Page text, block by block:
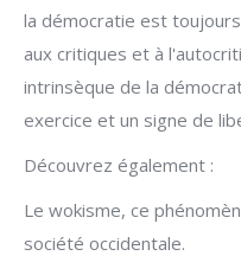
la démocratie est
aux critiques et à
intrinsèque de la
exercice et un signe de
Découvrez également :
Le wokisme, ce
société occidentale.